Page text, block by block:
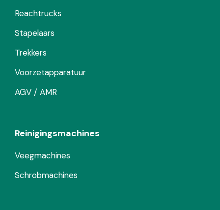
Reachtrucks
Stapelaars
Trekkers
Voorzetapparatuur
AGV / AMR
Reinigingsmachines
Veegmachines
Schrobmachines